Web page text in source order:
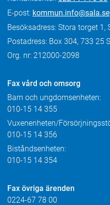
E-post: kommun.info@sala.se
Besöksadress: Stora torget 1,
Postadress: Box 304, 733 25
Org. nr: 212000-2098
Fax vård och omsorg
Barn och ungdomsenheten:
010-15 14 355
Vuxenenheten/
010-15 14 356
Biståndsenheten:
010-15 14 354
Fax övriga ärenden
0224-67 78 00